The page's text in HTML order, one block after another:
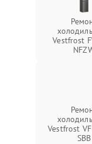
Vestfrost
Vestfrost
SBB